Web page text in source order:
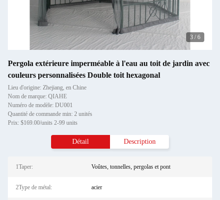
3 / 6
Pergola extérieure imperméable à l'eau au toit de jardin avec
couleurs personnalisées Double toit hexagonal
Lieu d'origine: Zhejiang, en Chine
Nom de marque: QIAHE
Numéro de modèle: DU001
Quantité de commande min: 2 unités
Prix: $169.00/units 2-99 units
Détail Description
1Taper: Voûtes, tonnelles, pergolas et pont
2Type de métal: acier